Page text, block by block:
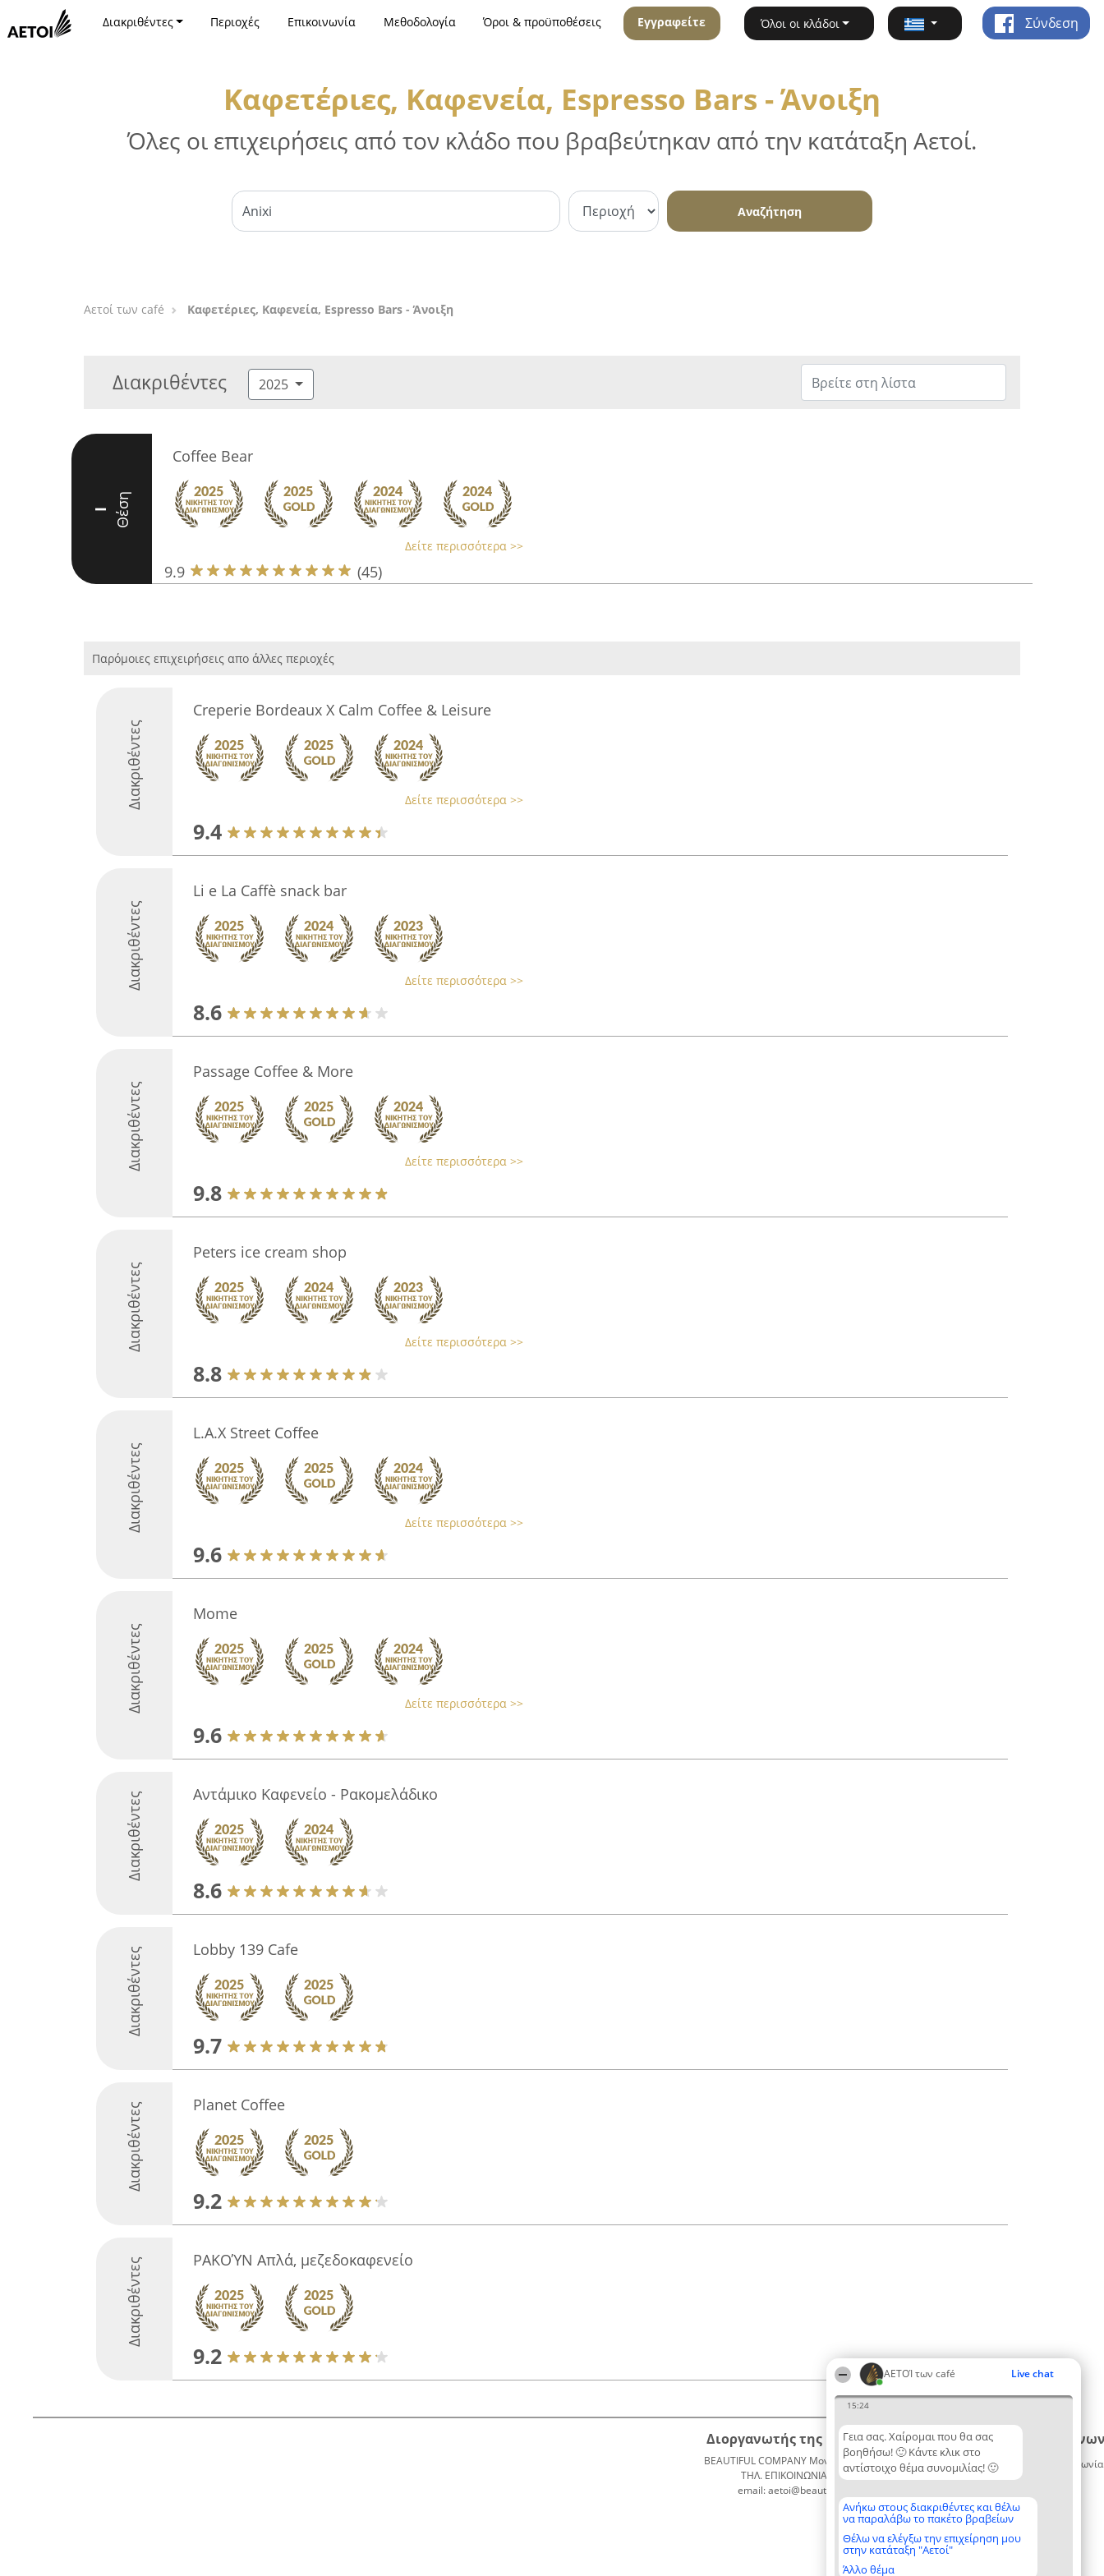
ΑΕΤΟΊ των café Live chat
15:24
Γεια σας. Χαίρομαι που θα σας
βοηθήσω! 🙂 Κάντε κλικ στο
αντίστοιχο θέμα συνομιλίας! 🙂
Ανήκω στους διακριθέντες και θέλω
να παραλάβω το πακέτο βραβείων
Θέλω να ελέγξω την επιχείρηση μου
στην κατάταξη "Αετοί"
Άλλο θέμα
Διακριθέντες Περιοχές Επικοινωνία Μεθοδολογία Όροι & προϋποθέσεις Εγγραφείτε Όλοι οι κλάδοι Σύνδεση
Καφετέριες, Καφενεία, Espresso Bars - Άνοιξη
Όλες οι επιχειρήσεις από τον κλάδο που βραβεύτηκαν από την κατάταξη Αετοί.
Αναζήτηση
Αετοί των café Καφετέριες, Καφενεία, Espresso Bars - Άνοιξη
Διακριθέντες 2025
I Θέση
Coffee Bear
Δείτε περισσότερα >>
9.9 (45)
Παρόμοιες επιχειρήσεις απο άλλες περιοχές
Διακριθέντες
Creperie Bordeaux X Calm Coffee & Leisure
Δείτε περισσότερα >>
9.4
Διακριθέντες
Li e La Caffè snack bar
Δείτε περισσότερα >>
8.6
Διακριθέντες
Passage Coffee & More
Δείτε περισσότερα >>
9.8
Διακριθέντες
Peters ice cream shop
Δείτε περισσότερα >>
8.8
Διακριθέντες
L.A.X Street Coffee
Δείτε περισσότερα >>
9.6
Διακριθέντες
Mome
Δείτε περισσότερα >>
9.6
Διακριθέντες Αντάμικο Καφενείο - Ρακομελάδικο
8.6
Διακριθέντες Lobby 139 Cafe
9.7
Διακριθέντες Planet Coffee
9.2
Διακριθέντες ΡΑΚΟΎΝ Απλά, μεζεδοκαφενείο
9.2
Διοργανωτής της κατάταξης
BEAUTIFUL COMPANY Μονοπρόσωπη ΙΚΕ
ΤΗΛ. ΕΠΙΚΟΙΝΩΝΙΑΣ: 2104128019
email: aetoi@beautifulcompany.co
Κατάταξη
Διακριθέντες
Λίστα
διακριθέντων
Μεθοδολογία
Όροι &
προϋποθέσεις
Επικοινωνία